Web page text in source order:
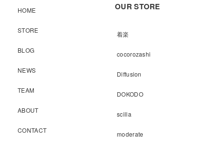
HOME
STORE
BLOG
NEWS
TEAM
ABOUT
CONTACT
OUR STORE
着楽
cocorozashi
Diffusion
DOKODO
scilla
moderate